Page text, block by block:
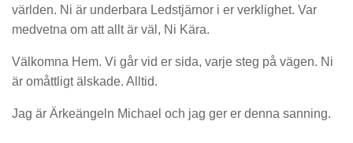
världen. Ni är underbara Ledstjärnor i er verklighet. Var
medvetna om att allt är väl, Ni Kära.
Välkomna Hem. Vi går vid er sida, varje steg på vägen. Ni
är omåttligt älskade. Alltid.
Jag är Ärkeängeln Michael och jag ger er denna sanning.